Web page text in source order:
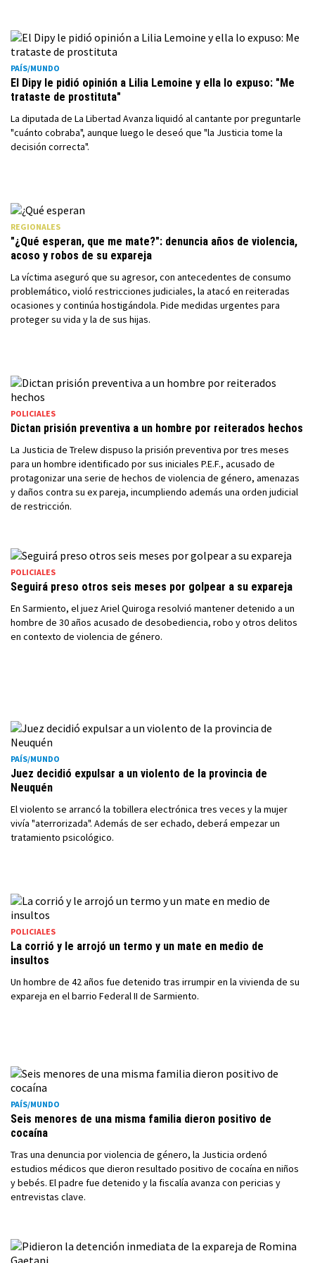
PAÍS/MUNDO
El Dipy le pidió opinión a Lilia Lemoine y ella lo expuso: "Me
trataste de prostituta"
La diputada de La Libertad Avanza liquidó al cantante por preguntarle
"cuánto cobraba", aunque luego le deseó que "la Justicia tome la
decisión correcta".
REGIONALES
"¿Qué esperan, que me mate?": denuncia años de violencia,
acoso y robos de su expareja
La víctima aseguró que su agresor, con antecedentes de consumo
problemático, violó restricciones judiciales, la atacó en reiteradas
ocasiones y continúa hostigándola. Pide medidas urgentes para
proteger su vida y la de sus hijas.
POLICIALES
Dictan prisión preventiva a un hombre por reiterados hechos
La Justicia de Trelew dispuso la prisión preventiva por tres meses
para un hombre identificado por sus iniciales P.E.F., acusado de
protagonizar una serie de hechos de violencia de género, amenazas
y daños contra su ex pareja, incumpliendo además una orden judicial
de restricción.
POLICIALES
Seguirá preso otros seis meses por golpear a su expareja
En Sarmiento, el juez Ariel Quiroga resolvió mantener detenido a un
hombre de 30 años acusado de desobediencia, robo y otros delitos
en contexto de violencia de género.
PAÍS/MUNDO
Juez decidió expulsar a un violento de la provincia de
Neuquén
El violento se arrancó la tobillera electrónica tres veces y la mujer
vivía "aterrorizada". Además de ser echado, deberá empezar un
tratamiento psicológico.
POLICIALES
La corrió y le arrojó un termo y un mate en medio de
insultos
Un hombre de 42 años fue detenido tras irrumpir en la vivienda de su
expareja en el barrio Federal II de Sarmiento.
PAÍS/MUNDO
Seis menores de una misma familia dieron positivo de
cocaína
Tras una denuncia por violencia de género, la Justicia ordenó
estudios médicos que dieron resultado positivo de cocaína en niños
y bebés. El padre fue detenido y la fiscalía avanza con pericias y
entrevistas clave.